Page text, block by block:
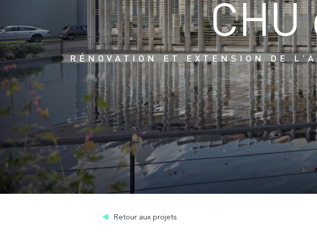
CHU
RÉNOVATION ET EXTENSION DE
Retour aux projets